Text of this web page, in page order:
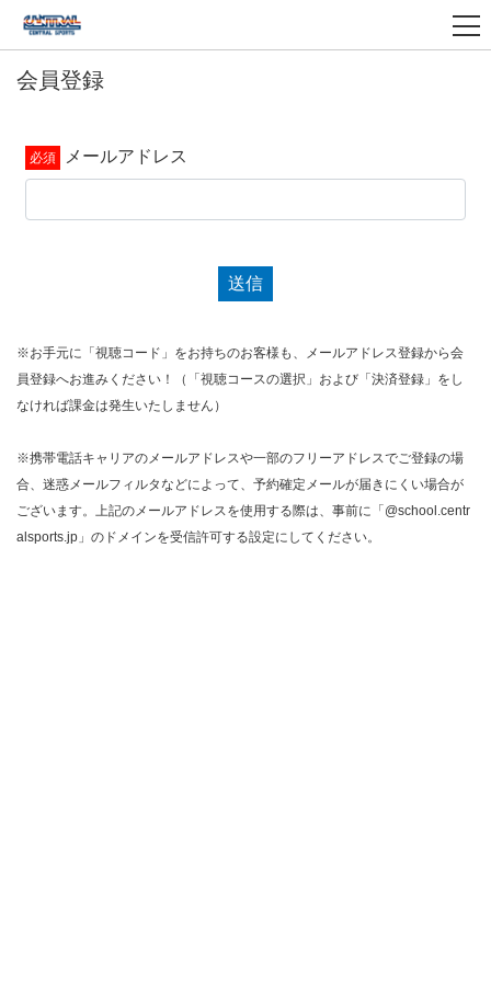
会員登録
メールアドレス
送信
※お手元に「視聴コード」をお持ちのお客様も、メールアドレス登録から会
員登録へお進みください！（「視聴コースの選択」および「決済登録」をし
なければ課金は発生いたしません）
※携帯電話キャリアのメールアドレスや一部のフリーアドレスでご登録の場
合、迷惑メールフィルタなどによって、予約確定メールが届きにくい場合が
ございます。上記のメールアドレスを使用する際は、事前に「@school.centr
alsports.jp」のドメインを受信許可する設定にしてください。